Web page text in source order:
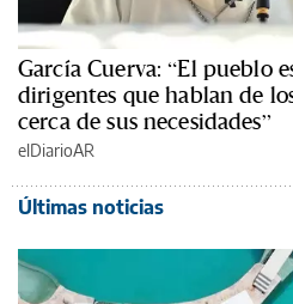
García Cuerva: “El pueblo
dirigentes que hablan de
cerca de sus necesidades”
elDiarioAR
Últimas noticias